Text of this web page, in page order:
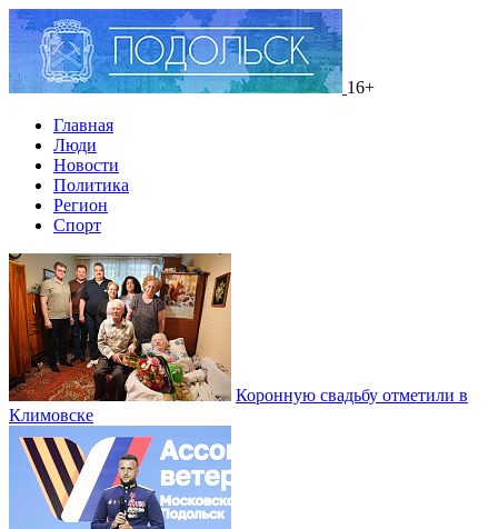
16+
Главная
Люди
Новости
Политика
Регион
Спорт
Коронную свадьбу отметили в
Климовске